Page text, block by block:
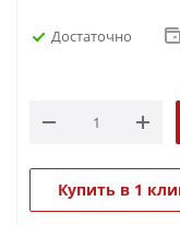
Достаточно
Купить в 1